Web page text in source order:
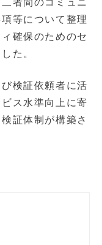
等について整理
確保のためのセ
た。
検証依頼者に活
ス水準向上に寄
証体制が構築さ